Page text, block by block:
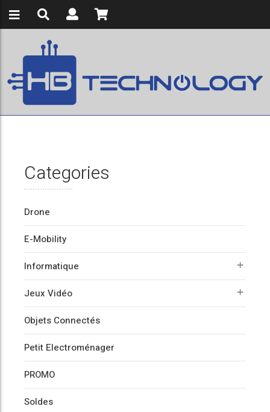
Categories
Drone
E-Mobility
Informatique
Jeux Vidéo
Objets Connectés
Petit Electroménager
PROMO
Soldes